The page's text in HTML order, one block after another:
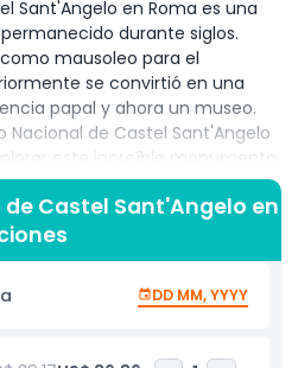
Sant'Angelo en Roma es una
durante siglos.
mausoleo para el
se convirtió en una
papal y ahora un museo.
Nacional de Castel Sant'Angelo
este increíble monumento
de Castel Sant'Angelo, puedes
pinturas renacentistas y
museo ofrece un fascinante
en la historia de
de Castel Sant'Angelo en
DD MM, YYYY